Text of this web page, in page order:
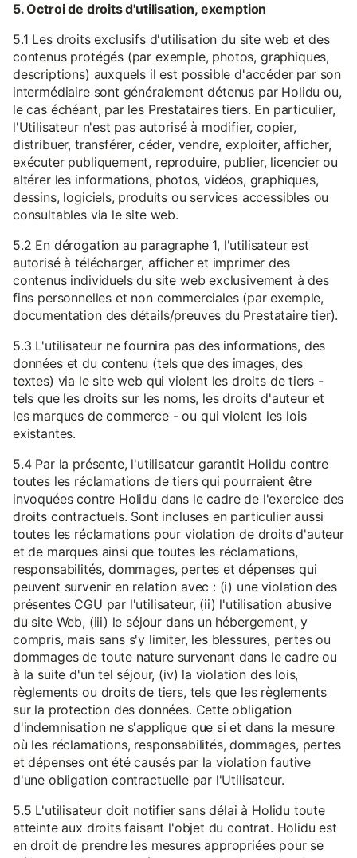
5. Octroi de droits d'utilisation, exemption
5.1 Les droits exclusifs d'utilisation du site web et des
contenus protégés (par exemple, photos, graphiques,
descriptions) auxquels il est possible d'accéder par son
intermédiaire sont généralement détenus par Holidu ou,
le cas échéant, par les Prestataires tiers. En particulier,
l'Utilisateur n'est pas autorisé à modifier, copier,
distribuer, transférer, céder, vendre, exploiter, afficher,
exécuter publiquement, reproduire, publier, licencier ou
altérer les informations, photos, vidéos, graphiques,
dessins, logiciels, produits ou services accessibles ou
consultables via le site web.
5.2 En dérogation au paragraphe 1, l'utilisateur est
autorisé à télécharger, afficher et imprimer des
contenus individuels du site web exclusivement à des
fins personnelles et non commerciales (par exemple,
documentation des détails/preuves du Prestataire tier).
5.3 L'utilisateur ne fournira pas des informations, des
données et du contenu (tels que des images, des
textes) via le site web qui violent les droits de tiers -
tels que les droits sur les noms, les droits d'auteur et
les marques de commerce - ou qui violent les lois
existantes.
5.4 Par la présente, l'utilisateur garantit Holidu contre
toutes les réclamations de tiers qui pourraient être
invoquées contre Holidu dans le cadre de l'exercice des
droits contractuels. Sont incluses en particulier aussi
toutes les réclamations pour violation de droits d'auteur
et de marques ainsi que toutes les réclamations,
responsabilités, dommages, pertes et dépenses qui
peuvent survenir en relation avec : (i) une violation des
présentes CGU par l'utilisateur, (ii) l'utilisation abusive
du site Web, (iii) le séjour dans un hébergement, y
compris, mais sans s'y limiter, les blessures, pertes ou
dommages de toute nature survenant dans le cadre ou
à la suite d'un tel séjour, (iv) la violation des lois,
règlements ou droits de tiers, tels que les règlements
sur la protection des données. Cette obligation
d'indemnisation ne s'applique que si et dans la mesure
où les réclamations, responsabilités, dommages, pertes
et dépenses ont été causés par la violation fautive
d'une obligation contractuelle par l'Utilisateur.
5.5 L'utilisateur doit notifier sans délai à Holidu toute
atteinte aux droits faisant l'objet du contrat. Holidu est
en droit de prendre les mesures appropriées pour se